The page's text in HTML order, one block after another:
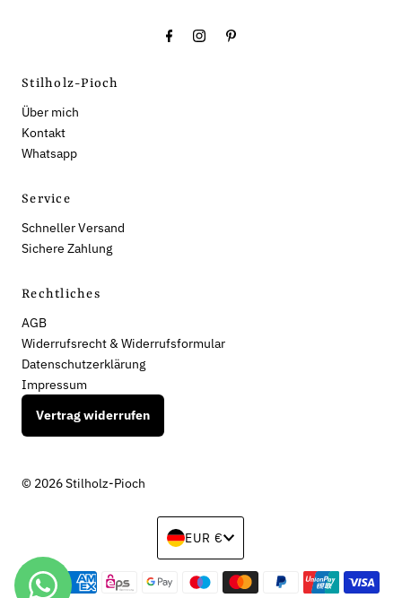
Stilholz-Pioch
Über mich
Kontakt
Whatsapp
Service
Schneller Versand
Sichere Zahlung
Rechtliches
AGB
Widerrufsrecht & Widerrufsformular
Datenschutzerklärung
Impressum
Vertrag widerrufen
© 2026 Stilholz-Pioch
Währung
EUR €